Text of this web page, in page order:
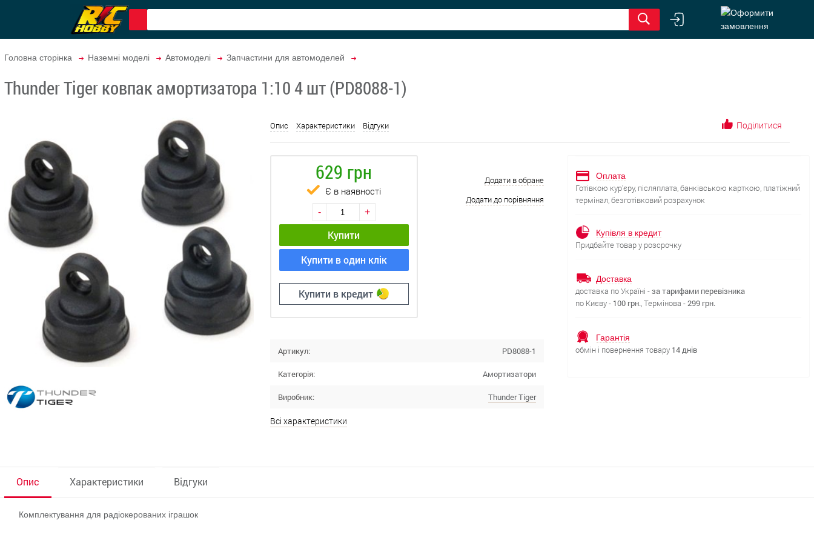
Головна сторінка Наземні моделі Автомоделі Запчастини для автомоделей
Thunder Tiger ковпак амортизатора 1:10 4 шт (PD8088-1)
Опис Характеристики Відгуки Поділитися
629 грн
Є в наявності
- +
Купити
Купити в один клік
Купити в кредит
Додати в обране
Додати до порівняння
Артикул: PD8088-1
Категорія: Амортизатори
Виробник: Thunder Tiger
Всі характеристики
Оплата
Готівкою кур'єру, післяплата, банківською карткою, платіжний
термінал, безготівковий розрахунок
Купівля в кредит
Придбайте товар у розсрочку
Доставка
доставка по Україні -за тарифами перевізника
по Києву - 100 грн., Термінова -299 грн.
Гарантія
обмін і повернення товару 14 днів
Опис
Комплектування для радіокерованих іграшок
Характеристики Відгуки